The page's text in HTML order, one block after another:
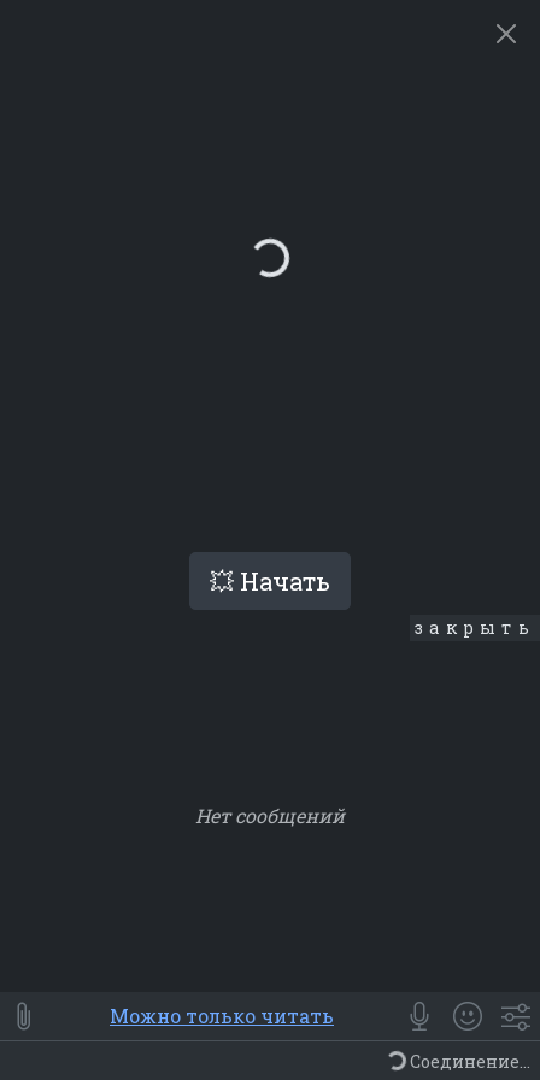
💥 Начать
закрыть
Нет сообщений
⭐ Мои Smile
😀 Emoji
Смайлики
Люди Животные Еда Объекты
Можно только читать
Соединение...